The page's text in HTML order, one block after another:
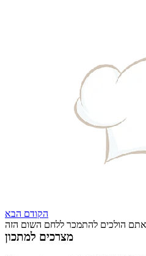
הקודם הבא
אתם הולכים להתמכר ללחם השום הזה
מצרכים למתכון